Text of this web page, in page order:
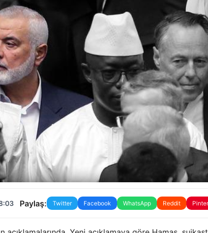
Paylaş: Twitter Facebook WhatsApp Reddit